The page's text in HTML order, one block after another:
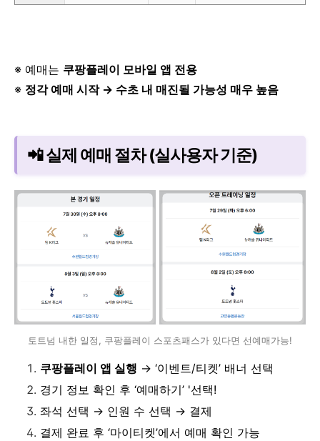
※ 예매는 쿠팡플레이 모바일 앱 전용
※ 정각 예매 시작 → 수초 내 매진될 가능성 매우 높음
📲 실제 예매 절차 (실사용자 기준)
토트넘 내한 일정, 쿠팡플레이 스포츠패스가 있다면 선예매가능!
쿠팡플레이 앱 실행 → ‘이벤트/티켓’ 배너 선택
경기 정보 확인 후 ‘예매하기’ '선택!
좌석 선택 → 인원 수 선택 → 결제
결제 완료 후 ‘마이티켓’에서 예매 확인 가능